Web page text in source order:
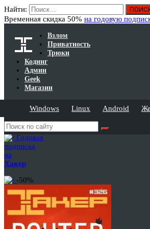
Найти:
Временная скидка 50% на годовую
Взлом
Приватность
Трюки
Кодинг
Админ
Geek
Магазин
Windows Linux Android
Годовая
подписка
на
Хакер
-50%